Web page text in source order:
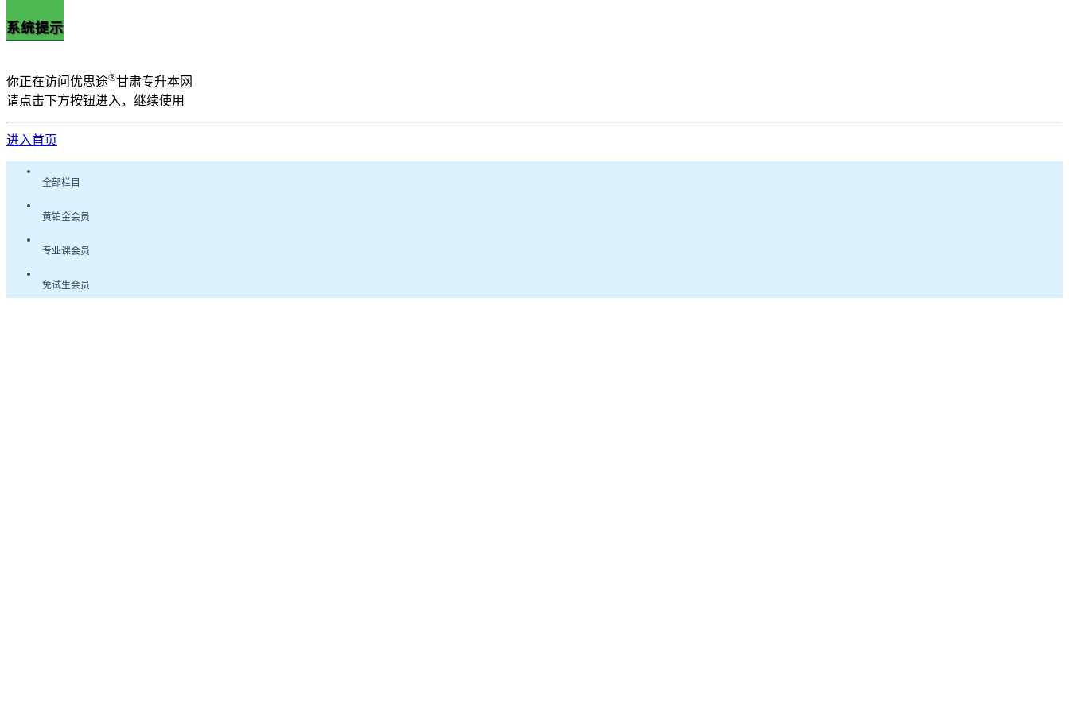
系统提示
你正在访问优思途®甘肃专升本网
请点击下方按钮进入，继续使用
进入首页
全部栏目
黄铂金会员
专业课会员
免试生会员